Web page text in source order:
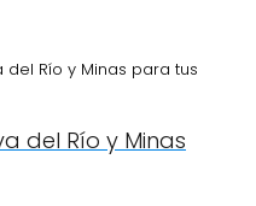
Río y Minas para tus
del Río y Minas